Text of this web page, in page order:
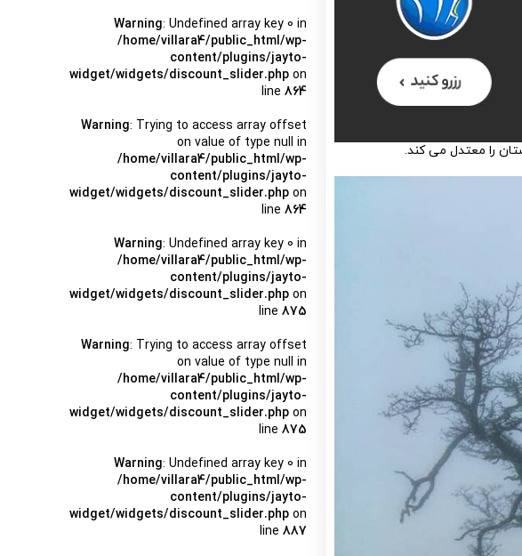
را معتدل می کند.
Warning: Undefined array key 0 in
/home/villara4/public_html/wp-
content/plugins/jayto-
widget/widgets/discount_slider.php on
line864
Warning: Trying to access array offset
on value of type null in
/home/villara4/public_html/wp-
content/plugins/jayto-
widget/widgets/discount_slider.php on
line864
Warning: Undefined array key 0 in
/home/villara4/public_html/wp-
content/plugins/jayto-
widget/widgets/discount_slider.php on
line875
Warning: Trying to access array offset
on value of type null in
/home/villara4/public_html/wp-
content/plugins/jayto-
widget/widgets/discount_slider.php on
line875
Warning: Undefined array key 0 in
/home/villara4/public_html/wp-
content/plugins/jayto-
widget/widgets/discount_slider.php on
line887